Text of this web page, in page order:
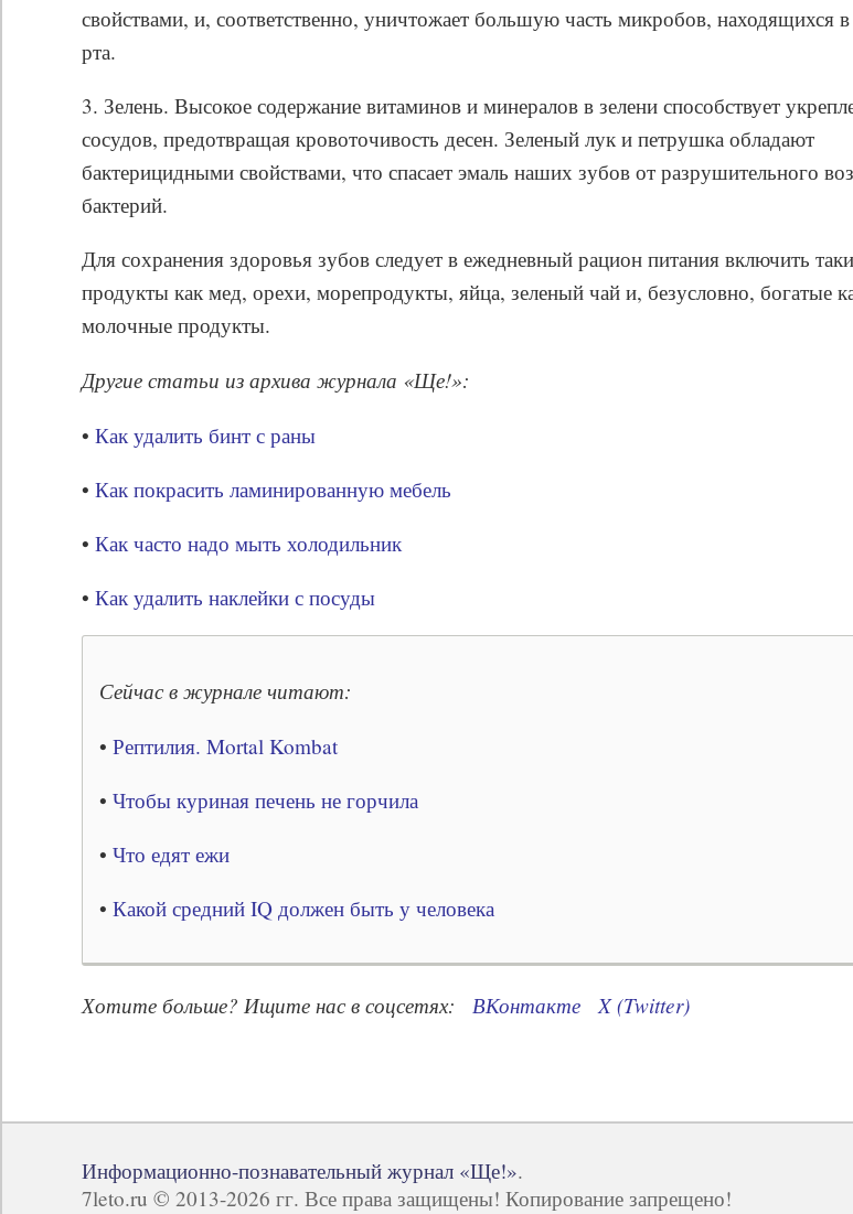
свойствами, и, соответственно, уничтожает большую часть микробов, находящихся
рта.
3. Зелень. Высокое содержание витаминов и минералов в зелени способствует
сосудов, предотвращая кровоточивость десен. Зеленый лук и петрушка обладают
бактерицидными свойствами, что спасает эмаль наших зубов от разрушительного
бактерий.
Для сохранения здоровья зубов следует в ежедневный рацион питания включить
продукты как мед, орехи, морепродукты, яйца, зеленый чай и, безусловно, богатые
молочные продукты.
Другие статьи из архива журнала «Ще!»:
• Как удалить бинт с раны
• Как покрасить ламинированную мебель
• Как часто надо мыть холодильник
• Как удалить наклейки с посуды
Сейчас в журнале читают:
• Рептилия. Mortal Kombat
• Чтобы куриная печень не горчила
• Что едят ежи
• Какой средний IQ должен быть у человека
Хотите больше? Ищите нас в соцсетях: ВКонтакте X (Twitter)
Информационно-познавательный журнал «Ще!».
7leto.ru © 2013-2026 гг. Все права защищены! Копирование запрещено!